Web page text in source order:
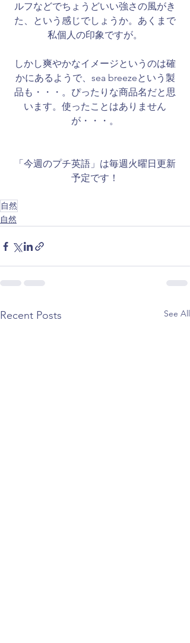
ルフなどでちょうどいい強さの風がき
た、という感じでしょうか。あくまで
私個人の印象ですが。
​しかし爽やかなイメージというのは確
かにあるようで、sea breezeという製
品も・・・。ぴったりな商品名だと思
います。使ったことはありません
が・・・。
「今週のプチ英語」は毎週火曜日更新
予定です！
自然
自然
Recent Posts See All